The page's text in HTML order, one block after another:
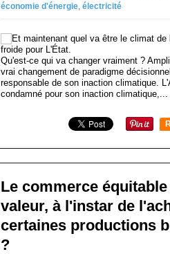
économie d'énergie, électricité
Qu'est-ce qui va changer vraiment ?
vrai changement de paradigme
responsable de son inaction climatique.
condamné pour son inaction climatique,...
Le commerce
valeur, à l'instar de
certaines productions
?